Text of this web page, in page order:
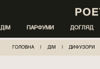
ДІМ ПАРФУМИ ДОГЛЯД
ГОЛОВНА ДІМ ДИФУЗОРИ